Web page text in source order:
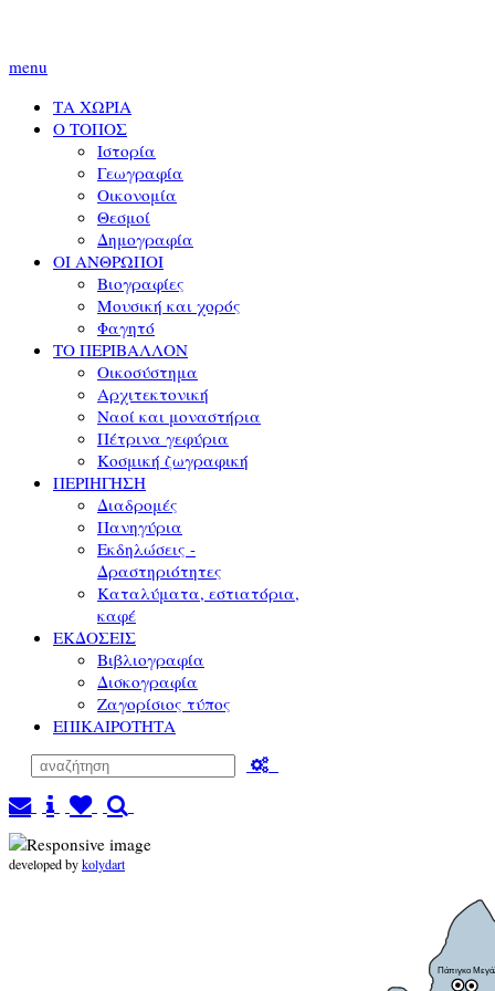
menu
ΤΑ ΧΩΡΙΑ
Ο ΤΟΠΟΣ
Ιστορία
Γεωγραφία
Οικονομία
Θεσμοί
Δημογραφία
ΟΙ ΑΝΘΡΩΠΟΙ
Βιογραφίες
Μουσική και χορός
Φαγητό
ΤΟ ΠΕΡΙΒΑΛΛΟΝ
Οικοσύστημα
Αρχιτεκτονική
Ναοί και μοναστήρια
Πέτρινα γεφύρια
Κοσμική ζωγραφική
ΠΕΡΙΗΓΗΣΗ
Διαδρομές
Πανηγύρια
Εκδηλώσεις -
Δραστηριότητες
Καταλύματα, εστιατόρια,
καφέ
ΕΚΔΟΣΕΙΣ
Βιβλιογραφία
Δισκογραφία
Ζαγορίσιος τύπος
ΕΠΙΚΑΙΡΟΤΗΤΑ
developed bykolydart
Πάπιγκο